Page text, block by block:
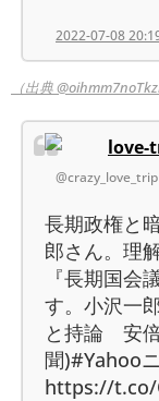
2022-07-08
（出典
love-
@crazy_love_trip
長期政権と
郎さん。理
『長期国会
す。小沢一
と持論 安
聞)#Yahoo
https://t.co/